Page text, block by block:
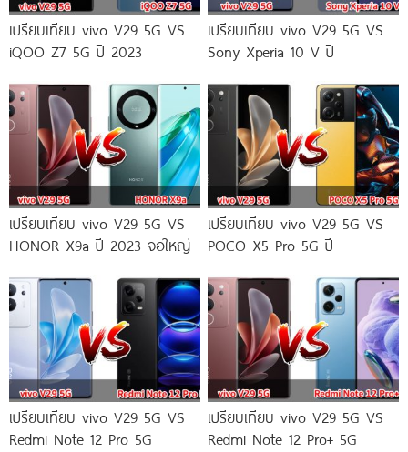
เปรียบเทียบ vivo V29 5G VS
iQOO Z7 5G ปี 2023
เปรียบเทียบ vivo V29 5G VS
Sony Xperia 10 V ปี
เปรียบเทียบ vivo V29 5G VS
HONOR X9a ปี 2023 จอใหญ่
เปรียบเทียบ vivo V29 5G VS
POCO X5 Pro 5G ปี
เปรียบเทียบ vivo V29 5G VS
Redmi Note 12 Pro 5G
เปรียบเทียบ vivo V29 5G VS
Redmi Note 12 Pro+ 5G